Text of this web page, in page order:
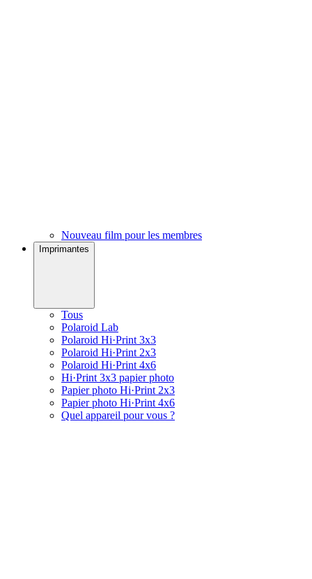
Nouveau film pour les membres
Imprimantes
Tous
Polaroid Lab
Polaroid Hi·Print 3x3
Polaroid Hi·Print 2x3
Polaroid Hi·Print 4x6
Hi·Print 3x3 papier photo
Papier photo Hi·Print 2x3
Papier photo Hi·Print 4x6
Quel appareil pour vous ?